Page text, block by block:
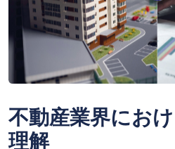
不動産業界にお
理解